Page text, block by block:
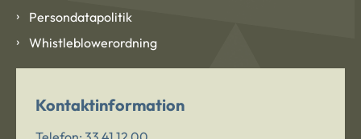
Persondatapolitik
Whistleblowerordning
Kontaktinformation